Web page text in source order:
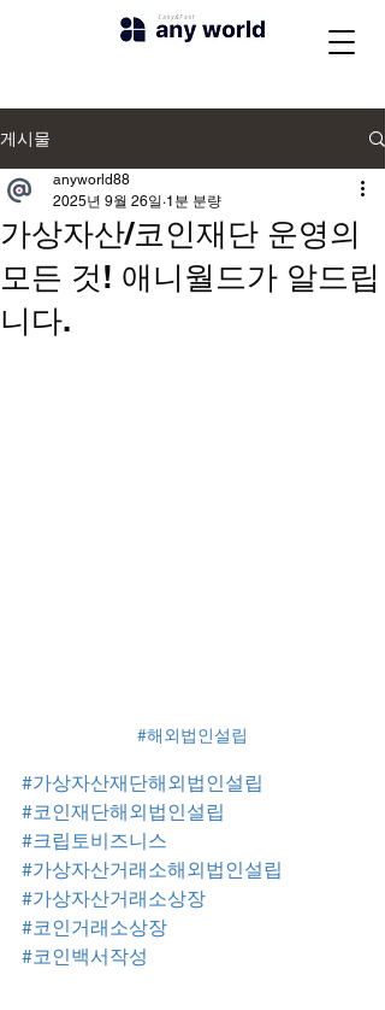
게시물
가상자산/코인재단 운영의
모든 것! 애니월드가 알드립
니다.
anyworld88
2025년 9월 26일 1분 분량
#해외법인설립
#가상자산재단해외법인설립
#코인재단해외법인설립
#크립토비즈니스
#가상자산거래소해외법인설립
#가상자산거래소상장
#코인거래소상장
#코인백서작성